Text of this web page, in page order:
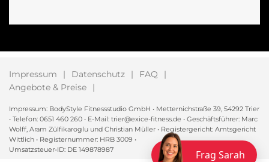
Impressum Datenschutz
FAQ
Angebote & Preise
Impressum: BodyStyle Fitnessstudio GmbH • Metternichstraße 39, 54292 Trier
• Telefon: 0651 460 260 • E-Mail: trier@exice-fitness.de • Geschäftsführer: Marc
Wolff, Aram Zülfikaroglu und Christian Müller • Registergericht: Amtsgericht
Wittlich • Registernummer: HRB 3009 •
Umsatzsteuer-ID: DE 149878987
Frag Sarah